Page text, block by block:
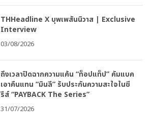
THHeadline X บุพเพสันนิวาส | Exclusive
Interview
03/08/2026
ถึงเวลาปิดฉากความแค้น “ท็อปแท็ป” คัมแบค
เอาคืนแทน “มินลี” รับประกันความสะใจในซี
รีส์ “PAYBACK The Series”
31/07/2026